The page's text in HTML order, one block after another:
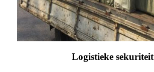
Logistieke sekuriteit